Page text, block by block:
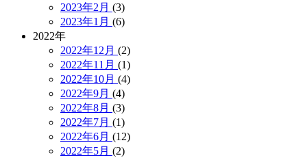
2023年2月 (3)
2023年1月 (6)
2022年
2022年12月 (2)
2022年11月 (1)
2022年10月 (4)
2022年9月 (4)
2022年8月 (3)
2022年7月 (1)
2022年6月 (12)
2022年5月 (2)